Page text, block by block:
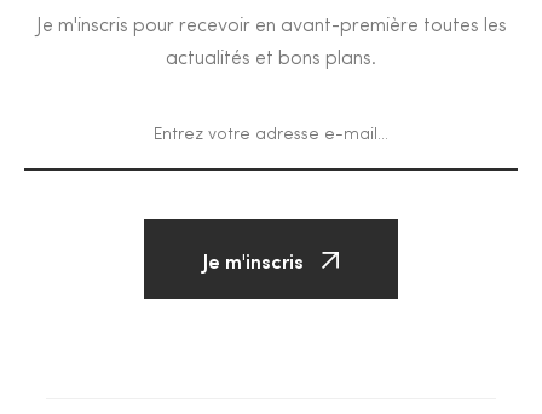
Je m'inscris pour recevoir en avant-première toutes les
actualités et bons plans.
Je m'inscris